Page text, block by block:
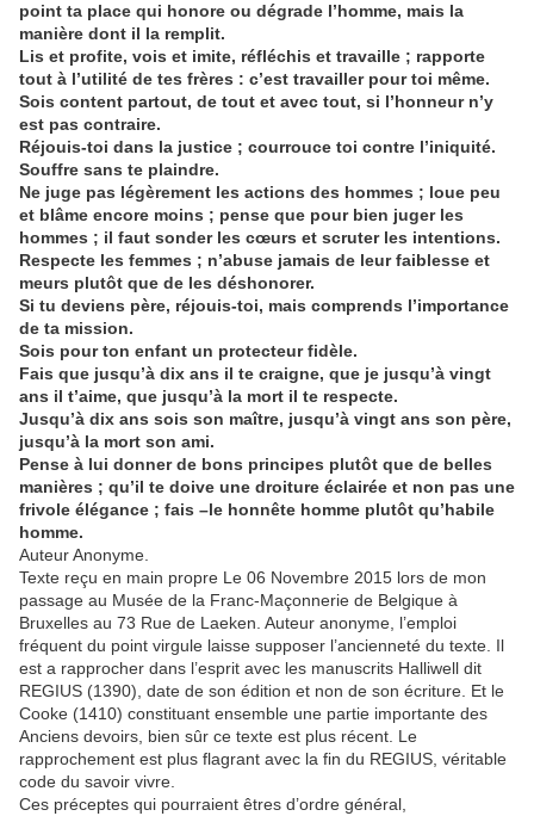
point ta place qui honore ou dégrade l’homme, mais la
manière dont il la remplit.
Lis et profite, vois et imite, réfléchis et travaille ; rapporte
tout à l’utilité de tes frères : c’est travailler pour toi même.
Sois content partout, de tout et avec tout, si l’honneur n’y
est pas contraire.
Réjouis-toi dans la justice ; courrouce toi contre l’iniquité.
Souffre sans te plaindre.
Ne juge pas légèrement les actions des hommes ; loue peu
et blâme encore moins ; pense que pour bien juger les
hommes ; il faut sonder les cœurs et scruter les intentions.
Respecte les femmes ; n’abuse jamais de leur faiblesse et
meurs plutôt que de les déshonorer.
Si tu deviens père, réjouis-toi, mais comprends l’importance
de ta mission.
Sois pour ton enfant un protecteur fidèle.
Fais que jusqu’à dix ans il te craigne, que je jusqu’à vingt
ans il t’aime, que jusqu’à la mort il te respecte.
Jusqu’à dix ans sois son maître, jusqu’à vingt ans son père,
jusqu’à la mort son ami.
Pense à lui donner de bons principes plutôt que de belles
manières ; qu’il te doive une droiture éclairée et non pas une
frivole élégance ; fais –le honnête homme plutôt qu’habile
homme.
Auteur Anonyme.
Texte reçu en main propre Le 06 Novembre 2015 lors de mon
passage au Musée de la Franc-Maçonnerie de Belgique à
Bruxelles au 73 Rue de Laeken. Auteur anonyme, l’emploi
fréquent du point virgule laisse supposer l’ancienneté du texte. Il
est a rapprocher dans l’esprit avec les manuscrits Halliwell dit
REGIUS (1390), date de son édition et non de son écriture. Et le
Cooke (1410) constituant ensemble une partie importante des
Anciens devoirs, bien sûr ce texte est plus récent. Le
rapprochement est plus flagrant avec la fin du REGIUS, véritable
code du savoir vivre.
Ces préceptes qui pourraient êtres d’ordre général,